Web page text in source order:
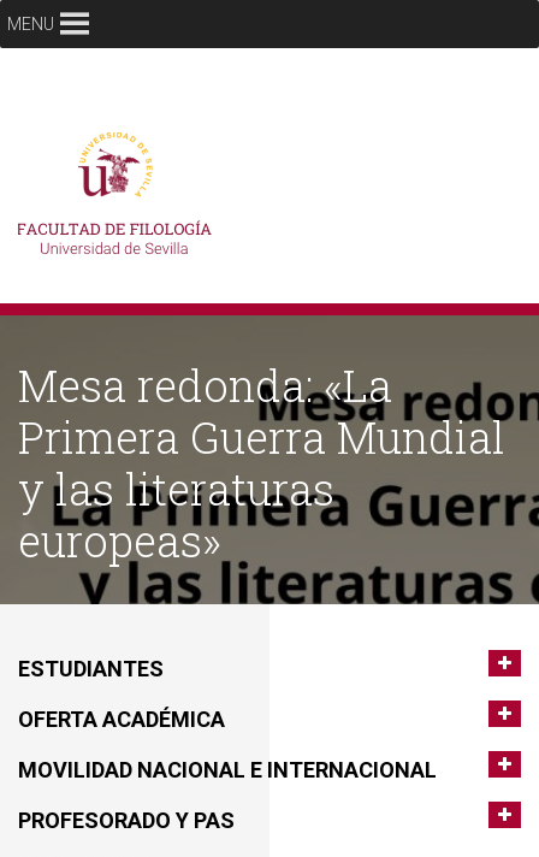
MENU
Mesa redonda: «La
Primera Guerra Mundial
y las literaturas
europeas»
ESTUDIANTES
OFERTA ACADÉMICA
MOVILIDAD NACIONAL E INTERNACIONAL
PROFESORADO Y PAS